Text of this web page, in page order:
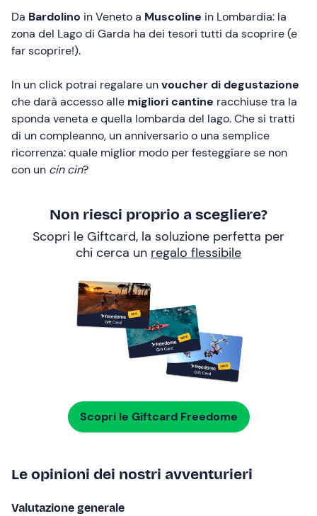
Da Bardolino in Veneto a Muscoline in Lombardia: la
zona del Lago di Garda ha dei tesori tutti da scoprire (e
far scoprire!).
In un click potrai regalare unvoucher di degustazione
che darà accesso alle migliori cantine racchiuse tra la
sponda veneta e quella lombarda del lago. Che si tratti
di un compleanno, un anniversario o una semplice
ricorrenza: quale miglior modo per festeggiare se non
con un cin cin?
Non riesci proprio a scegliere?
Scopri le Giftcard, la soluzione perfetta per
chi cerca un regalo flessibile
Scopri le Giftcard Freedome
Le opinioni dei nostri avventurieri
Valutazione generale